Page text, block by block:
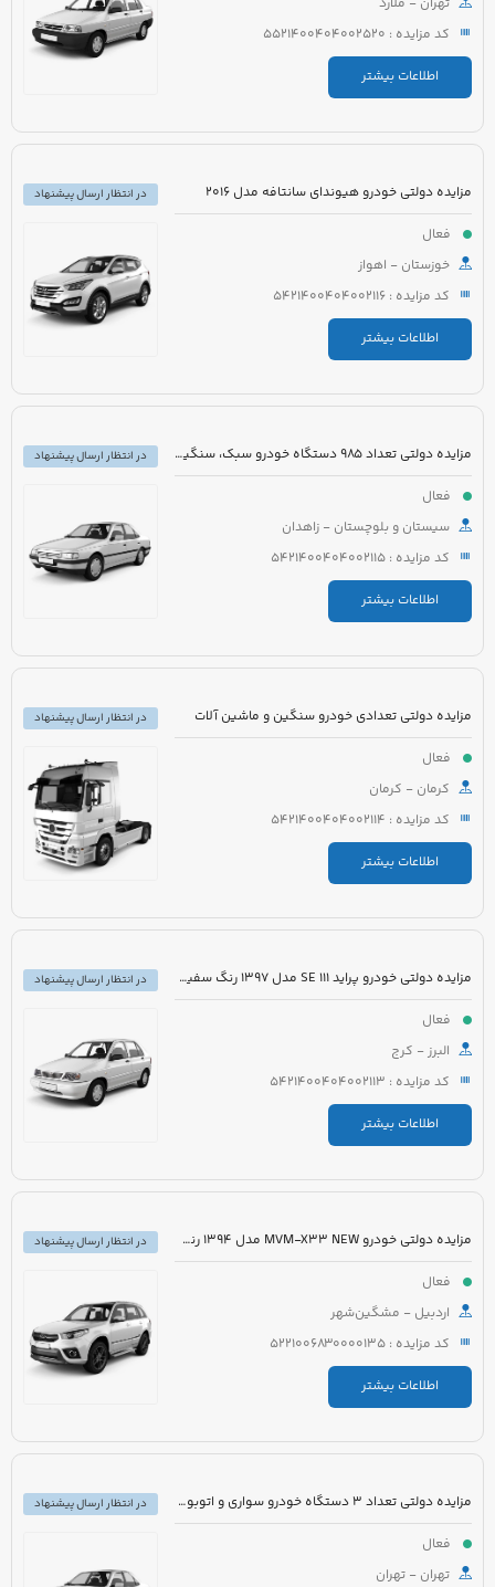
کد مزایده : 5521400404002520
اطلاعات بیشتر
مزایده دولتی خودرو هیوندای سانتافه مدل 2016
فعال
خوزستان - اهواز
کد مزایده : 5421400404002116
اطلاعات بیشتر
در انتظار ارسال پیشنهاد
مزایده دولتی تعداد 985 دستگاه خودرو سبک، سنگین و موتورسیکلت
فعال
سیستان و بلوچستان - زاهدان
کد مزایده : 5421400404002115
اطلاعات بیشتر
در انتظار ارسال پیشنهاد
مزایده دولتی تعدادی خودرو سنگین و ماشین آلات
فعال
کرمان - کرمان
کد مزایده : 5421400404002114
اطلاعات بیشتر
در انتظار ارسال پیشنهاد
مزایده دولتی خودرو پراید 111 SE مدل 1397 رنگ سفید روغنی
فعال
البرز - کرج
کد مزایده : 5421400404002113
اطلاعات بیشتر
در انتظار ارسال پیشنهاد
مزایده دولتی خودرو MVM-X33 NEW مدل 1394 رنگ سفید
فعال
اردبیل - مشگین‌شهر
کد مزایده : 5221006830000135
اطلاعات بیشتر
در انتظار ارسال پیشنهاد
مزایده دولتی تعداد 3 دستگاه خودرو سواری و اتوبوس
فعال
تهران - تهران
در انتظار ارسال پیشنهاد